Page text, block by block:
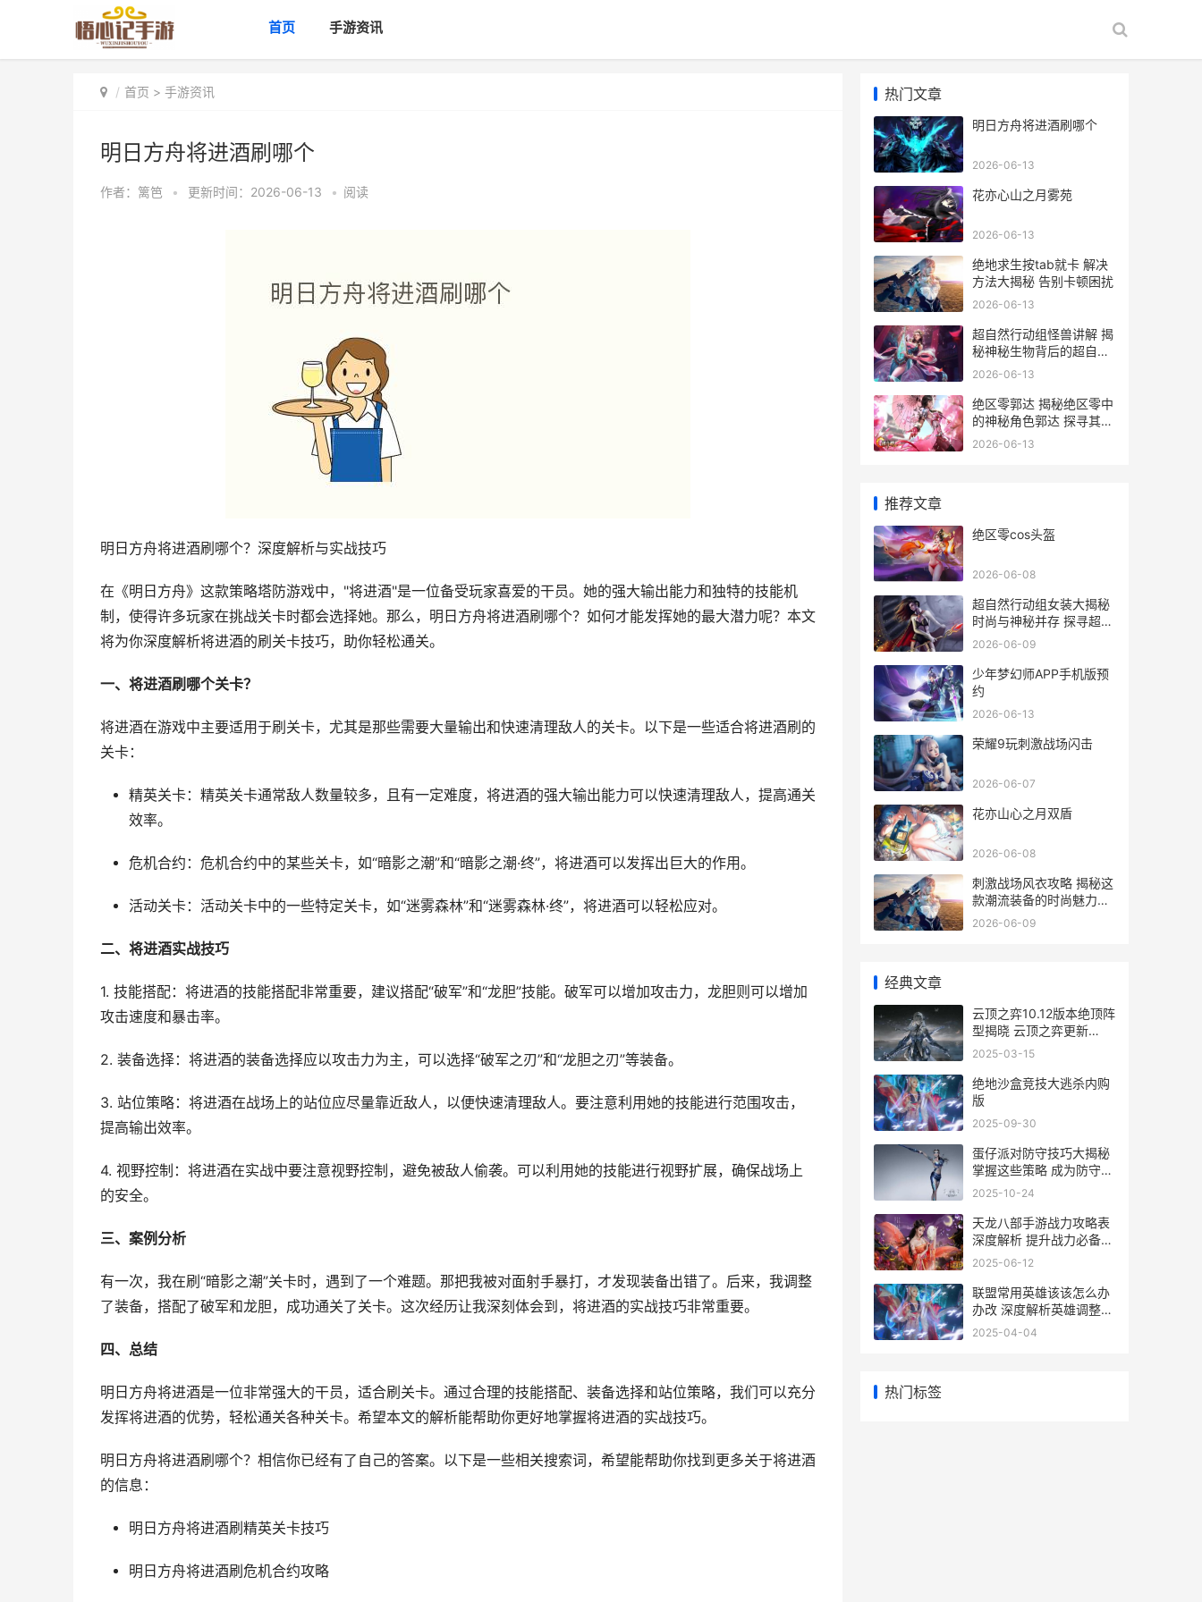
首页 手游资讯
首页 > 手游资讯
明日方舟将进酒刷哪个
作者： 篱笆 • 更新时间：2026-06-13 • 阅读
明日方舟将进酒刷哪个？深度解析与实战技巧
在《明日方舟》这款策略塔防游戏中，"将进酒"是一位备受玩家喜爱的干员。她的强大输出能力和独特的技能机
制，使得许多玩家在挑战关卡时都会选择她。那么，明日方舟将进酒刷哪个？如何才能发挥她的最大潜力呢？本文
将为你深度解析将进酒的刷关卡技巧，助你轻松通关。
一、将进酒刷哪个关卡？
将进酒在游戏中主要适用于刷关卡，尤其是那些需要大量输出和快速清理敌人的关卡。以下是一些适合将进酒刷的
关卡：
精英关卡：精英关卡通常敌人数量较多，且有一定难度，将进酒的强大输出能力可以快速清理敌人，提高通关
效率。
危机合约：危机合约中的某些关卡，如“暗影之潮”和“暗影之潮·终”，将进酒可以发挥出巨大的作用。
活动关卡：活动关卡中的一些特定关卡，如“迷雾森林”和“迷雾森林·终”，将进酒可以轻松应对。
二、将进酒实战技巧
1. 技能搭配：将进酒的技能搭配非常重要，建议搭配“破军”和“龙胆”技能。破军可以增加攻击力，龙胆则可以增加
攻击速度和暴击率。
2. 装备选择：将进酒的装备选择应以攻击力为主，可以选择“破军之刃”和“龙胆之刃”等装备。
3. 站位策略：将进酒在战场上的站位应尽量靠近敌人，以便快速清理敌人。要注意利用她的技能进行范围攻击，
提高输出效率。
4. 视野控制：将进酒在实战中要注意视野控制，避免被敌人偷袭。可以利用她的技能进行视野扩展，确保战场上
的安全。
三、案例分析
有一次，我在刷“暗影之潮”关卡时，遇到了一个难题。那把我被对面射手暴打，才发现装备出错了。后来，我调整
了装备，搭配了破军和龙胆，成功通关了关卡。这次经历让我深刻体会到，将进酒的实战技巧非常重要。
四、总结
明日方舟将进酒是一位非常强大的干员，适合刷关卡。通过合理的技能搭配、装备选择和站位策略，我们可以充分
发挥将进酒的优势，轻松通关各种关卡。希望本文的解析能帮助你更好地掌握将进酒的实战技巧。
明日方舟将进酒刷哪个？相信你已经有了自己的答案。以下是一些相关搜索词，希望能帮助你找到更多关于将进酒
的信息：
明日方舟将进酒刷精英关卡技巧
明日方舟将进酒刷危机合约攻略
热门文章
明日方舟将进酒刷哪个
2026-06-13
花亦心山之月雾苑
2026-06-13
绝地求生按tab就卡 解决
方法大揭秘 告别卡顿困扰
2026-06-13
超自然行动组怪兽讲解 揭
秘神秘生物背后的超自然
行动组怪兽之谜
2026-06-13
绝区零郭达 揭秘绝区零中
的神秘角色郭达 探寻其背
后的故事与意义
2026-06-13
推荐文章
绝区零cos头盔
2026-06-08
超自然行动组女装大揭秘
时尚与神秘并存 探寻超自
然组的独特风采
2026-06-09
少年梦幻师APP手机版预
约
2026-06-13
荣耀9玩刺激战场闪击
2026-06-07
花亦山心之月双盾
2026-06-08
刺激战场风衣攻略 揭秘这
款潮流装备的时尚魅力与
价格解析
2026-06-09
经典文章
云顶之弈10.12版本绝顶阵
型揭晓 云顶之弈更新
10.22
2025-03-15
绝地沙盒竞技大逃杀内购
版
2025-09-30
蛋仔派对防守技巧大揭秘
掌握这些策略 成为防守高
手
2025-10-24
天龙八部手游战力攻略表
深度解析 提升战力必备秘
籍
2025-06-12
联盟常用英雄该该怎么办
办改 深度解析英雄调整策
略与实战应用
2025-04-04
热门标签